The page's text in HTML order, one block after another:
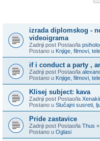
izrada diplomskog -
videoigrama
Zadnji post Postao/la
Postano u Knjige, filmovi,
if i conduct a party ,
Zadnji post Postao/la
Postano u Knjige, filmovi,
Klisej subject: kava
Zadnji post Postao/la
Postano u Slučajni susreti,
Pride zastavice
Zadnji post Postao/la Thus «
Postano u Oglasi